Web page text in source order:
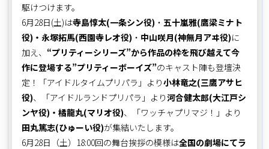
駆けつけます。
6月28日(土)は寺島惇太(一条シン役) ・ 五十嵐雅(鷹梁ミナト
役)・永塚拓馬(西園寺レオ役) ・ 中山咲月(神無月アヰ役)に
加え、 “プリティーシリーズ”から作品の枠を飛び越えて今
作に登場する”プリティーボーイズ”のキャスト陣も登壇決
定！「アイドルタイムプリパラ」より小林竜之(三鷹アサヒ
役)、「アイドルランドプリパラ」より河合健太郎(大江戸シ
ンヤ役)・橘龍丸(マリオ役)、「ワッチャプリマジ！」より
田丸篤志(ひゅーい役)が集結いたします。
6月28日（土）18:00回の舞台挨拶の模様は全国の劇場にてラ